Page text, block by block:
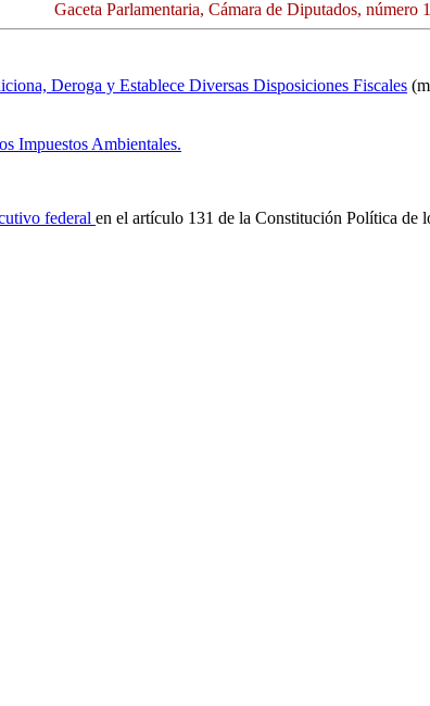
Gaceta Parlamentaria, Cámara de Diputados,
Deroga y Establece Diversas Disposiciones Fiscales
Impuestos Ambientales.
federal en el artículo 131 de la Constitución Política de